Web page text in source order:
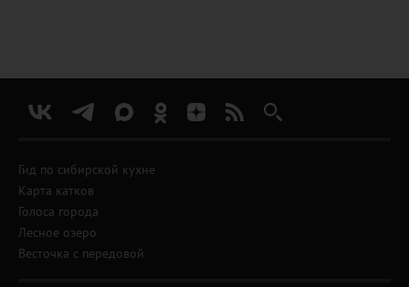
Гид по сибирской кухне
Карта катков
Голоса города
Лесное озеро
Весточка с передовой